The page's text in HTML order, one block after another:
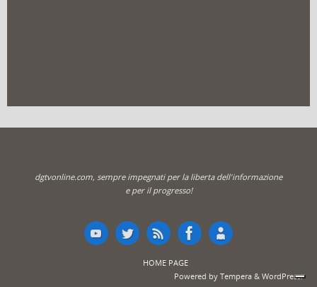
dgtvonline.com, sempre impegnati per la liberta dell'informazione
e per il progresso!
HOME PAGE
Powered by Tempera & WordPress.